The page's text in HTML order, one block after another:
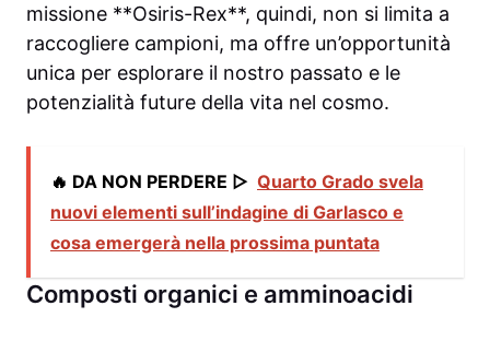
missione **Osiris-Rex**, quindi, non si limita a
raccogliere campioni, ma offre un’opportunità
unica per esplorare il nostro passato e le
potenzialità future della vita nel cosmo.
🔥 DA NON PERDERE ▷ Quarto Grado svela
nuovi elementi sull’indagine di Garlasco e
cosa emergerà nella prossima puntata
Composti organici e amminoacidi